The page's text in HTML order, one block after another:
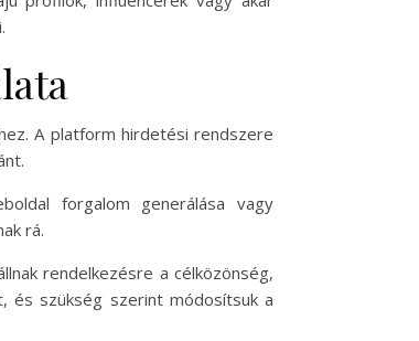
A platform hirdetési rendszere
forgalom generálása vagy
rá.
rendelkezésre a célközönség,
és szükség szerint módosítsuk a